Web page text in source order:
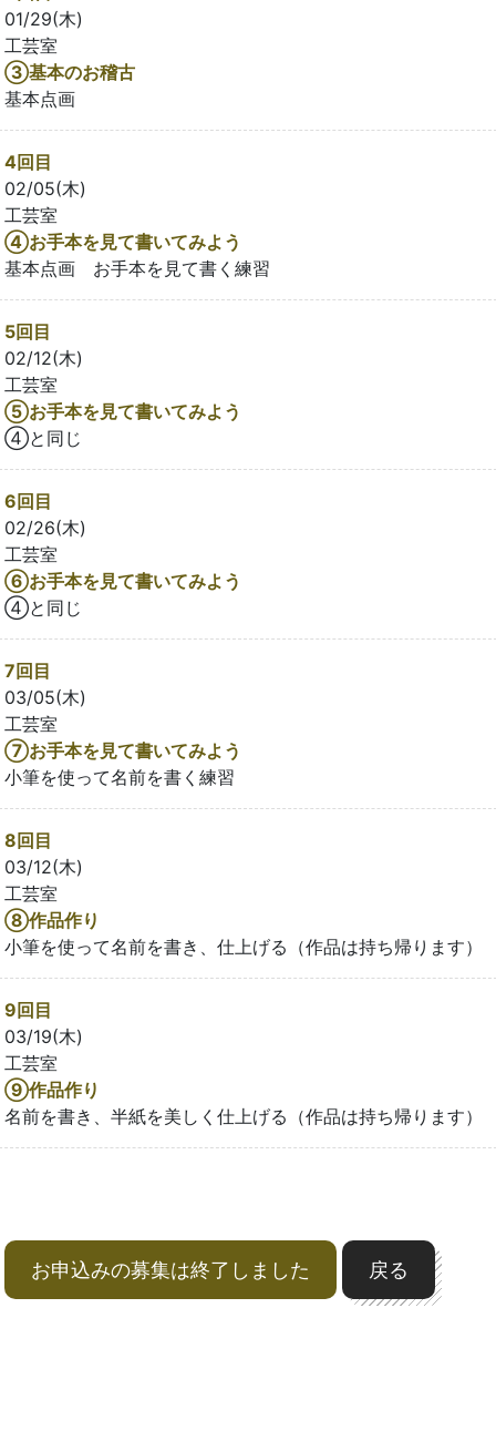
01/29(木)
工芸室
➂基本のお稽古
基本点画
4回目
02/05(木)
工芸室
④お手本を見て書いてみよう
基本点画 お手本を見て書く練習
5回目
02/12(木)
工芸室
➄お手本を見て書いてみよう
④と同じ
6回目
02/26(木)
工芸室
⑥お手本を見て書いてみよう
④と同じ
7回目
03/05(木)
工芸室
➆お手本を見て書いてみよう
小筆を使って名前を書く練習
8回目
03/12(木)
工芸室
⑧作品作り
小筆を使って名前を書き、仕上げる（作品は持ち帰ります）
9回目
03/19(木)
工芸室
➈作品作り
名前を書き、半紙を美しく仕上げる（作品は持ち帰ります）
お申込みの募集は終了しました 戻る